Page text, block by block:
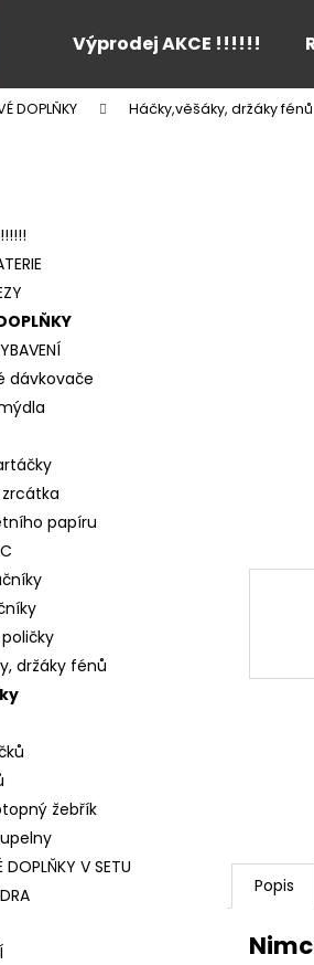
Výprodej AKCE !!!!!!
DOPLŇKY Háčky,věšáky, držáky fénů
dávkovače
papíru
držáky fénů
žebřík
DOPLŇKY V SETU
Popis
Co